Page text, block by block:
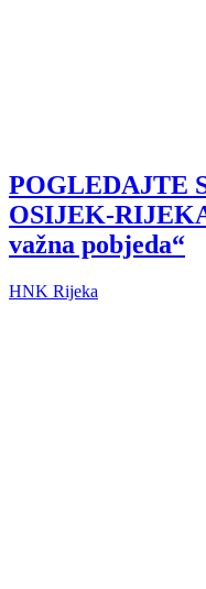
POGLEDAJTE
OSIJEK-
važna pobjeda“
HNK Rijeka